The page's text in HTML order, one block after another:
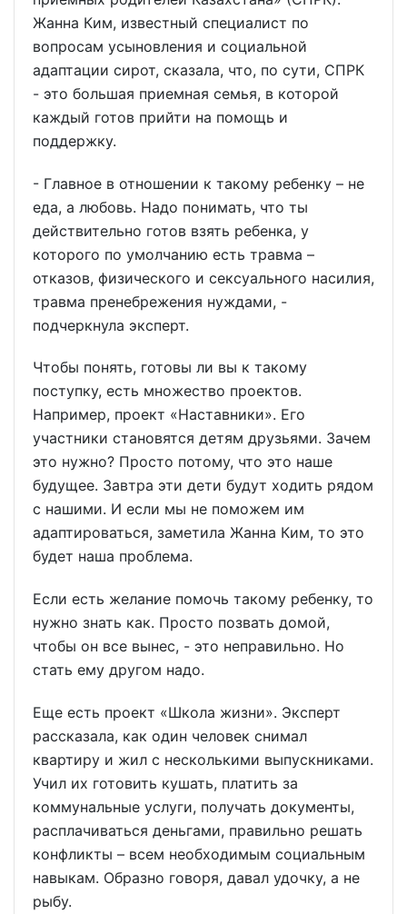
Жанна Ким, известный специалист по
вопросам усыновления и социальной
адаптации сирот, сказала, что, по сути, СПРК
- это большая приемная семья, в которой
каждый готов прийти на помощь и
поддержку.
- Главное в отношении к такому ребенку – не
еда, а любовь. Надо понимать, что ты
действительно готов взять ребенка, у
которого по умолчанию есть травма –
отказов, физического и сексуального насилия,
травма пренебрежения нуждами, -
подчеркнула эксперт.
Чтобы понять, готовы ли вы к такому
поступку, есть множество проектов.
Например, проект «Наставники». Его
участники становятся детям друзьями. Зачем
это нужно? Просто потому, что это наше
будущее. Завтра эти дети будут ходить рядом
с нашими. И если мы не поможем им
адаптироваться, заметила Жанна Ким, то это
будет наша проблема.
Если есть желание помочь такому ребенку, то
нужно знать как. Просто позвать домой,
чтобы он все вынес, - это неправильно. Но
стать ему другом надо.
Еще есть проект «Школа жизни». Эксперт
рассказала, как один человек снимал
квартиру и жил с несколькими выпускниками.
Учил их готовить кушать, платить за
коммунальные услуги, получать документы,
расплачиваться деньгами, правильно решать
конфликты – всем необходимым социальным
навыкам. Образно говоря, давал удочку, а не
рыбу.